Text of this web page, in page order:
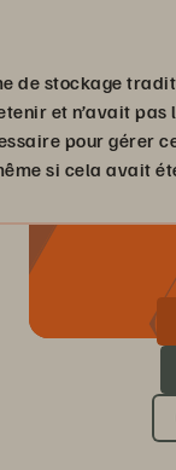
traditionnel
pas la
gérer ces
avait été le cas,
vers et depuis le